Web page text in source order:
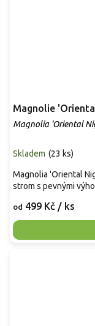
Magnolie
Magnolia 'Oriental
Skladem (23 ks)
od 499 Kč / ks
Magnolia 'Oriental
strom s pevnými